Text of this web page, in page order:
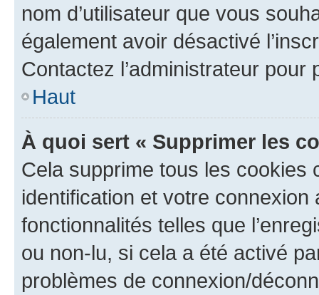
nom d’utilisateur que vous
également avoir désactivé
Contactez l’administrateur
Haut
À quoi sert « Supprimer les
Cela supprime tous les cookies
identification et votre
fonctionnalités telles que
ou non-lu, si cela a été activé
problèmes de connexion/